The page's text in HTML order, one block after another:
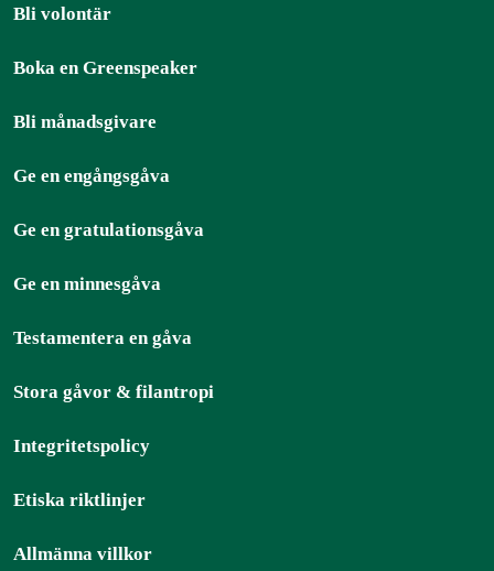
Bli volontär
Boka en Greenspeaker
Bli månadsgivare
Ge en engångsgåva
Ge en gratulationsgåva
Ge en minnesgåva
Testamentera en gåva
Stora gåvor & filantropi
Integritetspolicy
Etiska riktlinjer
Allmänna villkor